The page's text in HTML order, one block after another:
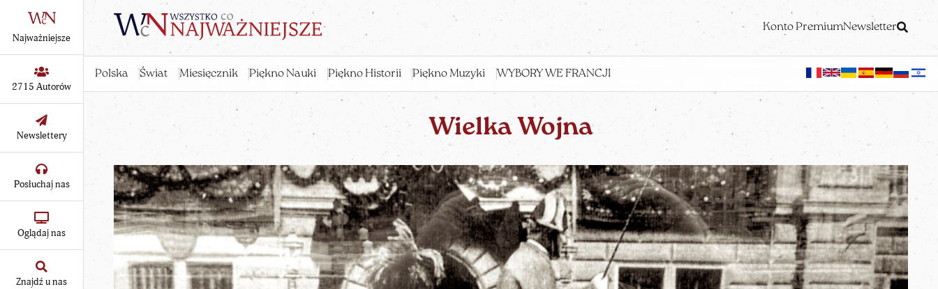
Konto PremiumNewsletter
Polska Świat Miesięcznik Piękno Nauki Piękno Historii Piękno Muzyki WYBORY WE FRANCJI
Najważniejsze
2715 Autorów
Newslettery
Posłuchaj nas
Oglądaj nas
Znajdź u nas
Wielka Wojna